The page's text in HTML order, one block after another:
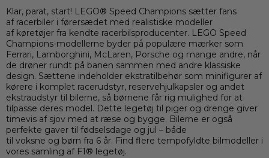
Klar, parat, start! LEGO® Speed Champions sætter fans
af racerbiler i førersædet med realistiske modeller
af køretøjer fra kendte racerbilsproducenter. LEGO Speed
Champions-modellerne byder på populære mærker som
Ferrari, Lamborghini, McLaren, Porsche og mange andre, når
de drøner rundt på banen sammen med andre klassiske
design. Sættene indeholder ekstratilbehør som minifigurer af
kørere i komplet racerudstyr, reservehjulkapsler og andet
ekstraudstyr til bilerne, så børnene får rig mulighed for at
tilpasse deres model. Dette legetøj til piger og drenge giver
timevis af sjov med at ræse og bygge. Bilerne er også
perfekte gaver til fødselsdage og jul – både
til voksne og børn fra 6 år. Find flere tempofyldte bilmodeller i
vores samling af F1® legetøj.